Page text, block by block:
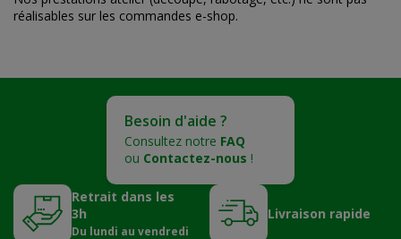
réalisables sur les commandes e-shop.
Besoin d'aide ?
Consultez notre FAQ
ou Contactez-nous !
Retrait dans les
3h
Du lundi au vendredi
Livraison rapide